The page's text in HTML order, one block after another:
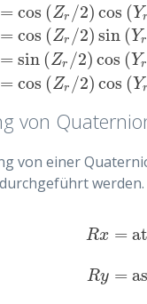
= cos (Zr /2) cos ( Yr
= cos (Zr /2) sin (Yr
= sin (Zr /2) cos (Yr
= cos (Zr /2) cos (Yr
(Z /2)cos Y sin(
von
von einer
werden.
Rx
Ry
=
=
Rx=atan2